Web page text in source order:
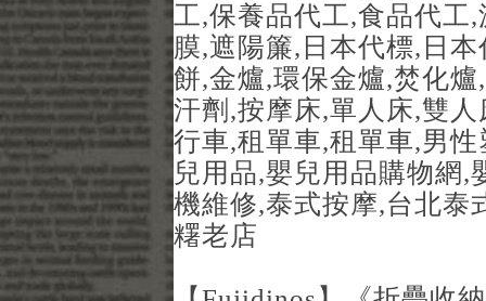
工,保養品代工,食品代工
膜,遮陽簾,日本代標,日
餅,金爐,環保金爐,焚化
汗劑,按摩床,單人床,雙
行車,租單車,租單車,男
兒用品,嬰兒用品購物網,
機維修,泰式按摩,台北泰
糬老店